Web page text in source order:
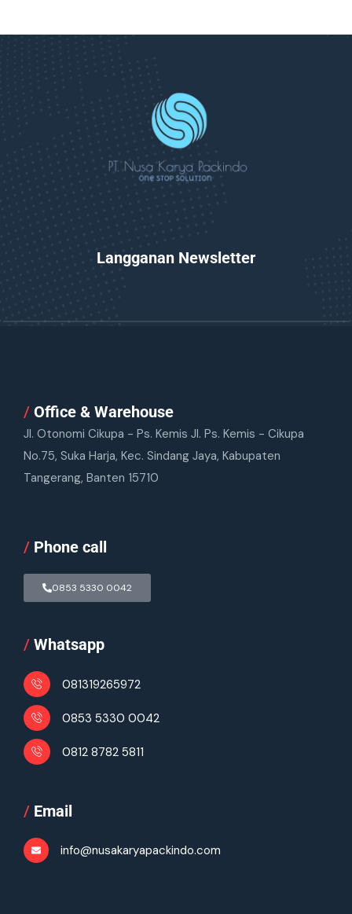
Langganan Newsletter
/ Office & Warehouse
Jl. Otonomi Cikupa - Ps. Kemis Jl. Ps. Kemis - Cikupa
No.75, Suka Harja, Kec. Sindang Jaya, Kabupaten
Tangerang, Banten 15710
/ Phone call
0853 5330 0042
/ Whatsapp
081319265972
0853 5330 0042
0812 8782 5811
/ Email
info@nusakaryapackindo.com